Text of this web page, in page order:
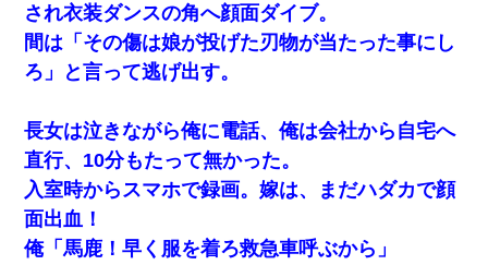
され衣装ダンスの角へ顔面ダイブ。
間は「その傷は娘が投げた刃物が当たった事にし
ろ」と言って逃げ出す。
長女は泣きながら俺に電話、俺は会社から自宅へ
直行、10分もたって無かった。
入室時からスマホで録画。嫁は、まだハダカで顔
面出血！
俺「馬鹿！早く服を着ろ救急車呼ぶから」